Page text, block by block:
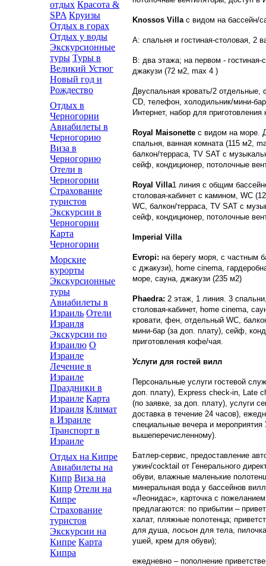
отдых Красота &
SPA Круизы
Отдых в горах
Отдых у воды
Экскурсионные
туры Туры в
Великий Устюг
Новый год и
Рождество
Отдых в
Черногории
Авиабилеты в
Черногорию
Виза в
Черногорию
Отели в
Черногории
Страхование
туристов
Экскурсии в
Черногории
Карта
Черногории
Морские
курорты
Экскурсионные
туры
Авиабилеты в
Израиль Отели
Израиля
Экскурсии по
Израилю О
Израиле
Лечение в
Израиле
Праздники в
Израиле Карта
Израиля Климат
в Израиле
Транспорт в
Израиле
Отдых на Кипре
Авиабилеты на
Кипр Виза на
Кипр Отели на
Кипре
Страхование
туристов
Экскурсии на
Кипре Карта
Кипра
Knossos Villa с видом на бассейн/
А: спальня и гостиная-столовая, 2
В: два этажа; на первом -
джакузи (72 м2, max 4 )
Двуспальная кровать/2
CD, телефон, холодильник/мини-
Интернет, набор для
Royal Maisonette с видом на море.
спальня, ванная комната (115 м2,
балкон/терраса, TV SAT с
сейф, кондиционер, потолочные
Royal Villa1 линия с общим
столовая-кабинет с камином, WC
WC, балкон/терраса, TV SAT с
сейф, кондиционер, потолочные
Imperial Villa
Evropi: на берегу моря, с частным
с джакузи), home cinema,
море, сауна, джакузи (235 м2)
Phaedra: 2 этаж, 1 линия. 3
столовая-кабинет, home cinema,
кровати, фен, отдельный WC,
мини-бар (за доп. плату), сейф,
приготовления кофе/чая.
Услуги для гостей вилл
Персональные услуги гостевой
доп. плату), Express check-in, Late
(по заявке, за доп. плату), услуги
доставка в течение 24 часов),
специальные вечера и
вышеперечисленному).
Батлер-сервис, предоставление
ужин/cocktail от Генерального
обуви, влажные маленькие
минеральная вода у бассейнов
«Леонидас», карточка с
предлагаются: по прибытии –
халат, пляжные полотенца;
для душа, лосьон для тела,
ушей, крем для обуви);
ежедневно – пополнение